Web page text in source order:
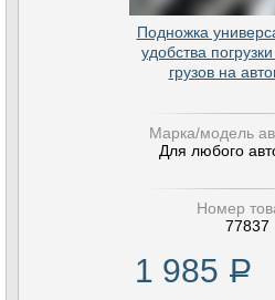
Подножка
удобства
грузов на
Марка/модель
Для любого
Номер
77837
1 985 Р